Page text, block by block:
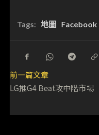
Tags: 地圖 Facebook
前一篇文章
LG推G4 Beat攻中階市場